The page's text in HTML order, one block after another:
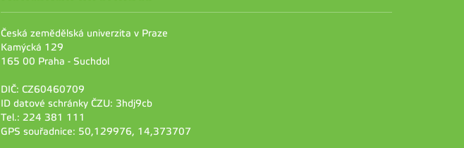
Česká zemědělská univerzita v Praze
Kamýcká 129
165 00 Praha - Suchdol
DIČ: CZ60460709
ID datové schránky ČZU: 3hdj9cb
Tel.: 224 381 111
GPS souřadnice: 50,129976, 14,373707